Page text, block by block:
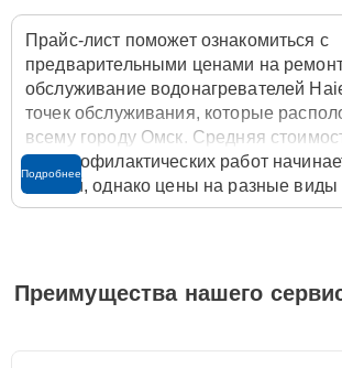
Прайс-лист поможет ознакомиться с
предварительными ценами на
обслуживание водонагревателей
точек обслуживания, которые
всему городу Омск. Средняя
или профилактических работ
рублей, однако цены на разные виды
комплектующих могут различаться.
службы заботы о клиентах. Для
стоимости ремонта водонагревателя
Подробнее
Преимущества нашего